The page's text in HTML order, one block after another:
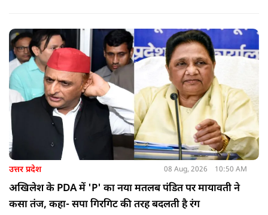
को लेकर दिपके की पुलिस अधिकारी से तीखी बहस हो गई.
उत्तर प्रदेश 08 Aug, 2026 10:50 AM
अखिलेश के PDA में 'P' का नया मतलब पंडित पर मायावती ने
कसा तंज, कहा- सपा गिरगिट की तरह बदलती है रंग